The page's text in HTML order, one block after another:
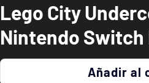
Lego City
Nintendo Switch
Añadir al